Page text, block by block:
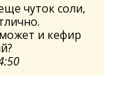
чуток соли,
и кефир